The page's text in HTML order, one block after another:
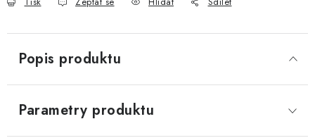
Popis produktu
Parametry produktu